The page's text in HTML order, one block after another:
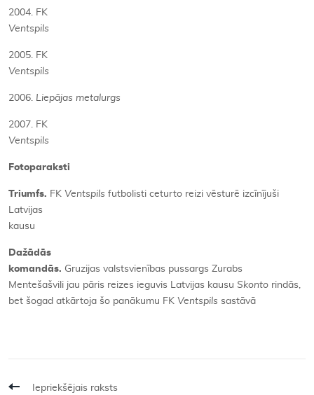
2004. FK
Ventspils
2005. FK
Ventspils
2006. Liepājas metalurgs
2007. FK
Ventspils
Fotoparaksti
Triumfs. FK Ventspils futbolisti ceturto reizi vēsturē izcīnījuši
Latvijas
kausu
Dažādās
komandās. Gruzijas valstsvienības pussargs Zurabs
Mentešašvili jau pāris reizes ieguvis Latvijas kausu Skonto rindās,
bet šogad atkārtoja šo panākumu FK Ventspils sastāvā
Iepriekšējais raksts